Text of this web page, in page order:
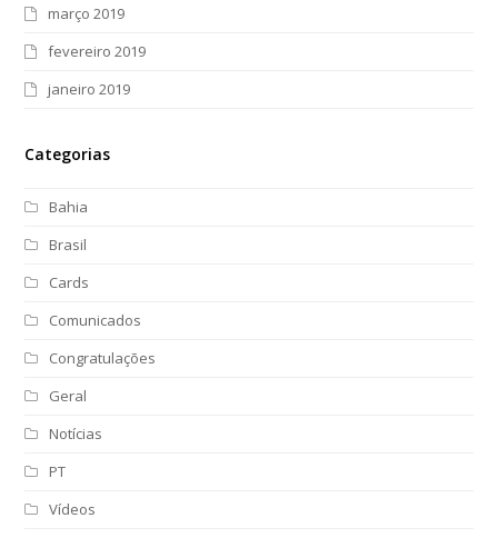
março 2019
fevereiro 2019
janeiro 2019
Categorias
Bahia
Brasil
Cards
Comunicados
Congratulações
Geral
Notícias
PT
Vídeos